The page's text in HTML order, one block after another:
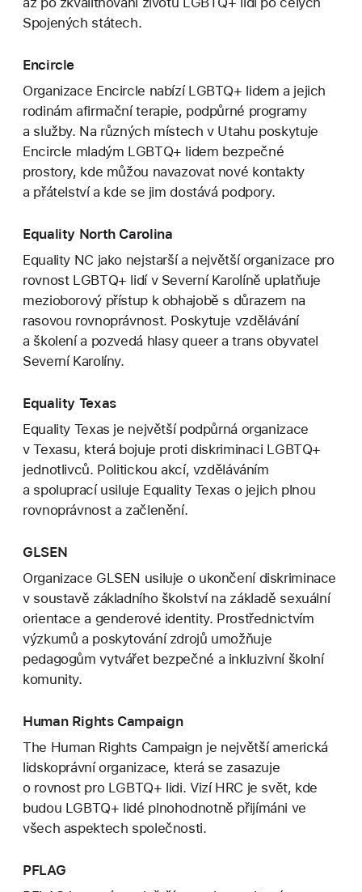
Spojených státech.
Encircle
Organizace Encircle nabízí LGBTQ+ lidem a jejich
rodinám afirmační terapie, podpůrné programy
a služby. Na různých místech v Utahu poskytuje
Encircle mladým LGBTQ+ lidem bezpečné
prostory, kde můžou navazovat nové kontakty
a přátelství a kde se jim dostává podpory.
Equality North Carolina
Equality NC jako nejstarší a největší organizace pro
rovnost LGBTQ+ lidí v Severní Karolíně uplatňuje
mezioborový přístup k obhajobě s důrazem na
rasovou rovnoprávnost. Poskytuje vzdělávání
a školení a pozvedá hlasy queer a trans obyvatel
Severní Karolíny.
Equality Texas
Equality Texas je největší podpůrná organizace
v Texasu, která bojuje proti diskriminaci LGBTQ+
jednotlivců. Politickou akcí, vzděláváním
a spoluprací usiluje Equality Texas o jejich plnou
rovnoprávnost a začlenění.
GLSEN
Organizace GLSEN usiluje o ukončení diskriminace
v soustavě základního školství na základě sexuální
orientace a genderové identity. Prostřednictvím
výzkumů a poskytování zdrojů umožňuje
pedagogům vytvářet bezpečné a inkluzivní školní
komunity.
Human Rights Campaign
The Human Rights Campaign je největší americká
lidskoprávní organizace, která se zasazuje
o rovnost pro LGBTQ+ lidi. Vizí HRC je svět, kde
budou LGBTQ+ lidé plnohodnotně přijímáni ve
všech aspektech společnosti.
PFLAG